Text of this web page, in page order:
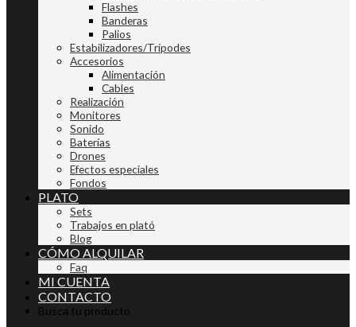
Flashes
Banderas
Palios
Estabilizadores/Trípodes
Accesorios
Alimentación
Cables
Realización
Monitores
Sonido
Baterías
Drones
Efectos especiales
Fondos
PLATO
Sets
Trabajos en plató
Blog
CÓMO ALQUILAR
Faq
MI CUENTA
CONTACTO
Busca tu producto